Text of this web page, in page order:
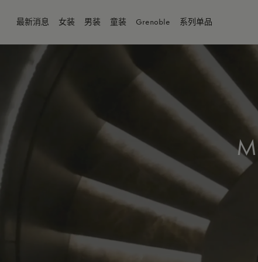
最新消息 女装 男装 童装 Grenoble 系列单品